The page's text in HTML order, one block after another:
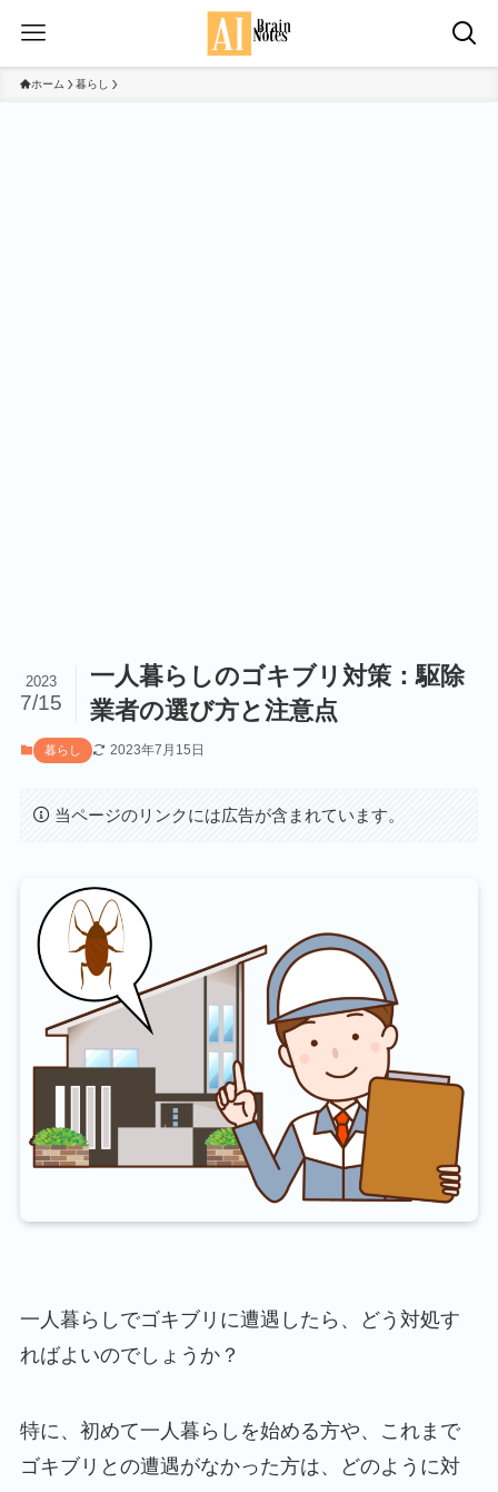
ホーム 暮らし
一人暮らしのゴキブリ対策：駆除
業者の選び方と注意点
2023
7/15
暮らし 2023年7月15日
当ページのリンクには広告が含まれています。
一人暮らしでゴキブリに遭遇したら、どう対処す
ればよいのでしょうか？
特に、初めて一人暮らしを始める方や、これまで
ゴキブリとの遭遇がなかった方は、どのように対